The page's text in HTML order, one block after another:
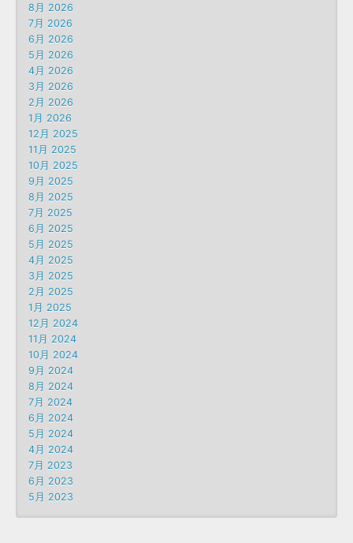
8月 2026
7月 2026
6月 2026
5月 2026
4月 2026
3月 2026
2月 2026
1月 2026
12月 2025
11月 2025
10月 2025
9月 2025
8月 2025
7月 2025
6月 2025
5月 2025
4月 2025
3月 2025
2月 2025
1月 2025
12月 2024
11月 2024
10月 2024
9月 2024
8月 2024
7月 2024
6月 2024
5月 2024
4月 2024
7月 2023
6月 2023
5月 2023